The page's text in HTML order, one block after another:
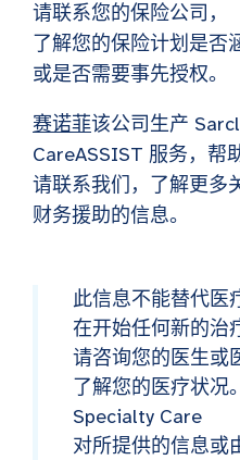
请联系您的保险公司，
了解您的保险计划是否
或是否需要事先授权。
赛诺菲该公司生产
CareASSIST 服务，帮
请联系我们，了解更多
财务援助的信息。
此信息不能替代医
在开始任何新的治
请咨询您的医生或
了解您的医疗状况
Specialty Care
对所提供的信息或